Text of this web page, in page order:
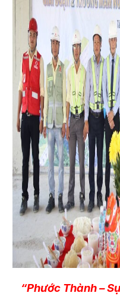
“Phước Thành –